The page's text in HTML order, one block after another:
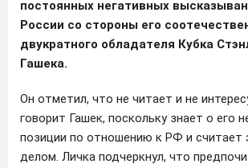
постоянных негативных
России со стороны его
двукратного обладателя Кубка
Гашека.
Он отметил, что не читает и не
говорит Гашек, поскольку знает о его
позиции по отношению к РФ и считает
делом. Личка подчеркнул, что